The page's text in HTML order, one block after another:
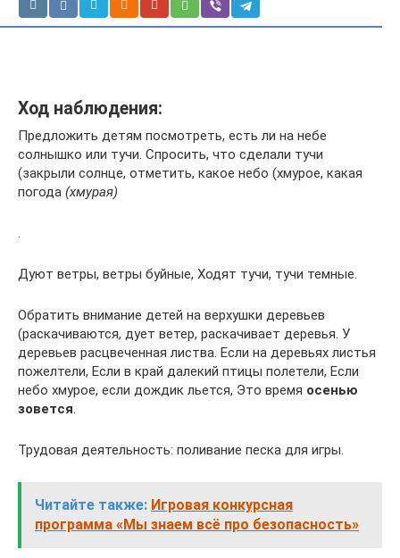
Ход наблюдения:
Предложить детям посмотреть, есть ли на небе
солнышко или тучи. Спросить, что сделали тучи
(закрыли солнце, отметить, какое небо (хмурое, какая
погода (хмурая)
.
Дуют ветры, ветры буйные, Ходят тучи, тучи темные.
Обратить внимание детей на верхушки деревьев
(раскачиваются, дует ветер, раскачивает деревья. У
деревьев расцвеченная листва. Если на деревьях листья
пожелтели, Если в край далекий птицы полетели, Если
небо хмурое, если дождик льется, Это время осенью
зовется.
Трудовая деятельность: поливание песка для игры.
Читайте также: Игровая конкурсная
программа «Мы знаем всё про безопасность»